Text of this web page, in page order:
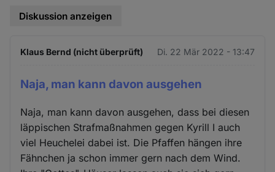
Diskussion anzeigen
Klaus Bernd (nicht überprüft) Di. 22 Mär 2022 - 13:47
Naja, man kann davon ausgehen
Naja, man kann davon ausgehen, dass bei diesen
läppischen Strafmaßnahmen gegen Kyrill I auch
viel Heuchelei dabei ist. Die Pfaffen hängen ihre
Fähnchen ja schon immer gern nach dem Wind.